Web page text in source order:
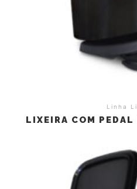
Linha
LIXEIRA COM